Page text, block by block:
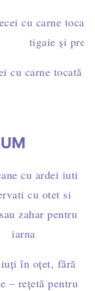
cu carne tocată
în oțet, fără
– rețetă pentru